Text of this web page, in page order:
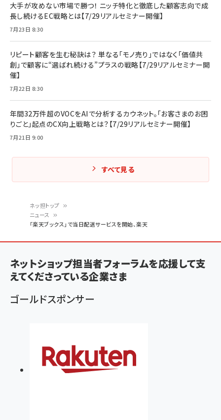
ン
く
ず
ネッ担トップ
ニュース
「楽天ブックス」で当日配送サービスを開始、楽天
大手が攻めない市場で勝つ！ ニッチ特化と徹底した顧客志向で成
長し続けるEC戦略とは【7/29リアルセミナー開催】
7月23日 8:30
リピート顧客を生む秘訣は？ 単なる「モノ売り」ではなく「価値共
創」で顧客に“選ばれ続ける”プラスの戦略【7/29リアルセミナー開
催】
7月22日 8:30
年間32万件超のVOCをAIで分析するカウネット。「お客さまのお困
りごと」起点のCX向上戦略とは？【7/29リアルセミナー開催】
7月21日 9:00
すべて見る
ネットショップ担当者フォーラムを応援して支
えてくださっている企業さま
ゴールドスポンサー